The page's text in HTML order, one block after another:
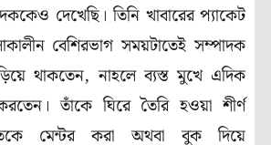
দেখেছি। তিনি খাবারের প্যাকেট
বেশিরভাগ সময়টাতেই সম্পাদক
থাকতেন, নাহলে ব্যস্ত মুখে এদিক
তাঁকে ঘিরে তৈরি হওয়া শীর্ণ
মেন্টর করা অথবা বুক দিয়ে